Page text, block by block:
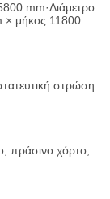
mm·Διάμετρο
× μήκος 11800
στρώση
πράσινο χόρτο,